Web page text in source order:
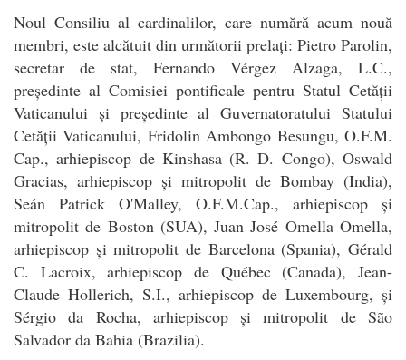
Noul Consiliu al cardinalilor, care numără acum nouă
membri, este alcătuit din următorii prelați: Pietro Parolin,
secretar de stat, Fernando Vérgez Alzaga, L.C.,
președinte al Comisiei pontificale pentru Statul Cetății
Vaticanului și președinte al Guvernatoratului Statului
Cetății Vaticanului, Fridolin Ambongo Besungu, O.F.M.
Cap., arhiepiscop de Kinshasa (R. D. Congo), Oswald
Gracias, arhiepiscop și mitropolit de Bombay (India),
Seán Patrick O'Malley, O.F.M.Cap., arhiepiscop și
mitropolit de Boston (SUA), Juan José Omella Omella,
arhiepiscop și mitropolit de Barcelona (Spania), Gérald
C. Lacroix, arhiepiscop de Québec (Canada), Jean-
Claude Hollerich, S.I., arhiepiscop de Luxembourg, și
Sérgio da Rocha, arhiepiscop și mitropolit de São
Salvador da Bahia (Brazilia).